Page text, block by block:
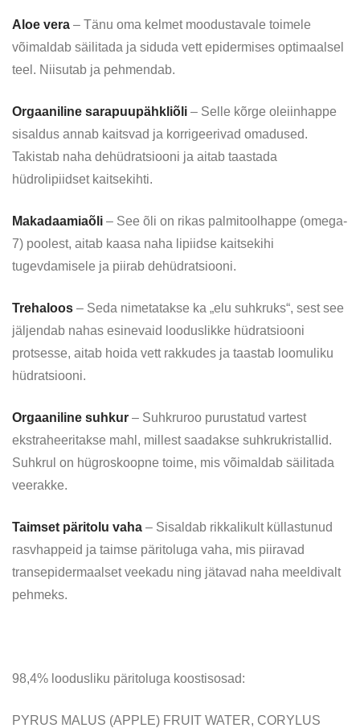
Aloe vera – Tänu oma kelmet moodustavale toimele
võimaldab säilitada ja siduda vett epidermises optimaalsel
teel. Niisutab ja pehmendab.
Orgaaniline sarapuupähkliõli – Selle kõrge oleiinhappe
sisaldus annab kaitsvad ja korrigeerivad omadused.
Takistab naha dehüdratsiooni ja aitab taastada
hüdrolipiidset kaitsekihti.
Makadaamiaõli – See õli on rikas palmitoolhappe (omega-
7) poolest, aitab kaasa naha lipiidse kaitsekihi
tugevdamisele ja piirab dehüdratsiooni.
Trehaloos – Seda nimetatakse ka „elu suhkruks“, sest see
jäljendab nahas esinevaid looduslikke hüdratsiooni
protsesse, aitab hoida vett rakkudes ja taastab loomuliku
hüdratsiooni.
Orgaaniline suhkur – Suhkruroo purustatud vartest
ekstraheeritakse mahl, millest saadakse suhkrukristallid.
Suhkrul on hügroskoopne toime, mis võimaldab säilitada
veerakke.
Taimset päritolu vaha – Sisaldab rikkalikult küllastunud
rasvhappeid ja taimse päritoluga vaha, mis piiravad
transepidermaalset veekadu ning jätavad naha meeldivalt
pehmeks.
98,4% loodusliku päritoluga koostisosad:
PYRUS MALUS (APPLE) FRUIT WATER, CORYLUS